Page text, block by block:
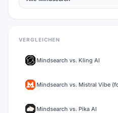
VERGLEICHEN
Mindsearch vs. Kling AI
Mindsearch vs. Mistral Vibe
Mindsearch vs. Pika AI